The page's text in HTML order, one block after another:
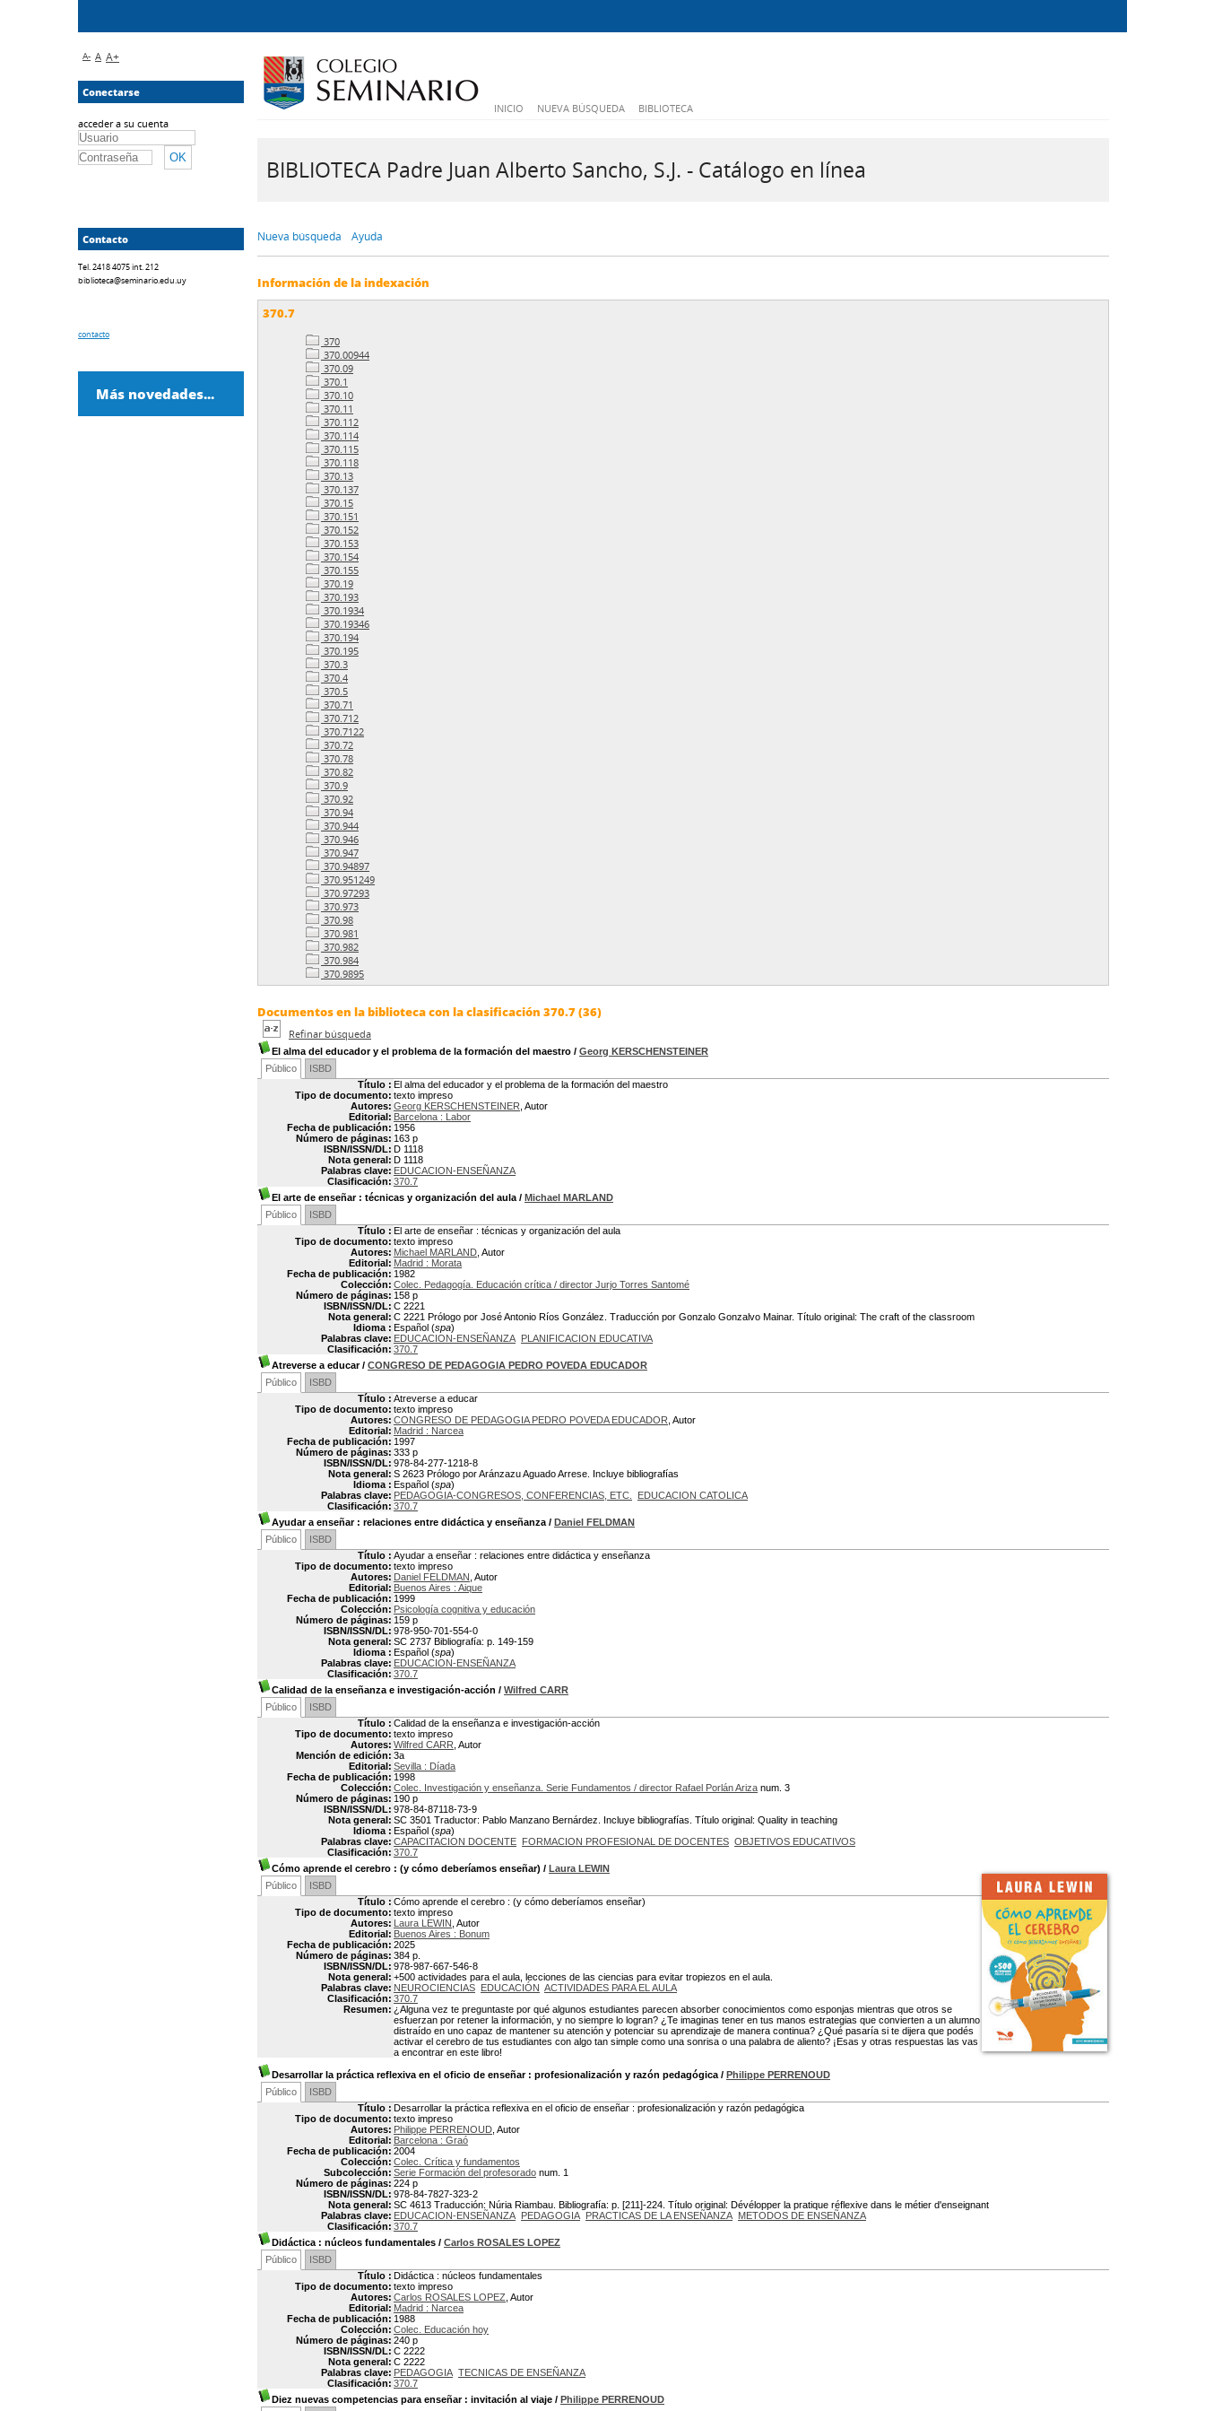
INICIO NUEVA BÚSQUEDA BIBLIOTECA
BIBLIOTECA Padre Juan Alberto Sancho, S.J. - Catálogo en línea
Nueva búsqueda Ayuda
Información de la indexación
370.7
370
370.00944
370.09
370.1
370.10
370.11
370.112
370.114
370.115
370.118
370.13
370.137
370.15
370.151
370.152
370.153
370.154
370.155
370.19
370.193
370.1934
370.19346
370.194
370.195
370.3
370.4
370.5
370.71
370.712
370.7122
370.72
370.78
370.82
370.9
370.92
370.94
370.944
370.946
370.947
370.94897
370.951249
370.97293
370.973
370.98
370.981
370.982
370.984
370.9895
Documentos en la biblioteca con la clasificación 370.7 (36)
Refinar búsqueda
El alma del educador y el problema de la formación del maestro / Georg KERSCHENSTEINER
Público
ISBD
Título : El alma del educador y el problema de la formación del maestro
Tipo de documento: texto impreso
Autores: Georg KERSCHENSTEINER , Autor
Editorial: Barcelona : Labor
Fecha de publicación: 1956
Número de páginas: 163 p
ISBN/ISSN/DL: D 1118
Nota general: D 1118
Palabras clave: EDUCACION-ENSEÑANZA
Clasificación: 370.7
El arte de enseñar: técnicas y organización del aula / Michael MARLAND
Público
ISBD
Título : El arte de enseñar : técnicas y organización del aula
Tipo de documento: texto impreso
Autores: Michael MARLAND , Autor
Editorial: Madrid : Morata
Fecha de publicación: 1982
Colección: Colec. Pedagogía. Educación crítica / director Jurjo Torres Santomé
Número de páginas: 158 p
ISBN/ISSN/DL: C 2221
Nota general: C 2221 Prólogo por José Antonio Ríos González. Traducción por Gonzalo Gonzalvo Mainar. Título original: The craft of the classroom
Idioma : Español (spa)
Palabras clave: EDUCACION-ENSEÑANZA PLANIFICACION EDUCATIVA
Clasificación: 370.7
Atreverse a educar/ CONGRESO DE PEDAGOGIA PEDRO POVEDA EDUCADOR
Público
ISBD
Título : Atreverse a educar
Tipo de documento: texto impreso
Autores: CONGRESO DE PEDAGOGIA PEDRO POVEDA EDUCADOR , Autor
Editorial: Madrid : Narcea
Fecha de publicación: 1997
Número de páginas: 333 p
ISBN/ISSN/DL: 978-84-277-1218-8
Nota general: S 2623 Prólogo por Aránzazu Aguado Arrese. Incluye bibliografías
Idioma : Español (spa)
Palabras clave: PEDAGOGIA-CONGRESOS, CONFERENCIAS, ETC.
EDUCACION CATOLICA
Clasificación: 370.7
Ayudar a enseñar: relaciones entre didáctica y enseñanza / Daniel FELDMAN
Público
ISBD
Título : Ayudar a enseñar : relaciones entre didáctica y enseñanza
Tipo de documento: texto impreso
Autores: Daniel FELDMAN , Autor
Editorial: Buenos Aires : Aique
Fecha de publicación: 1999
Colección: Psicología cognitiva y educación
Número de páginas: 159 p
ISBN/ISSN/DL: 978-950-701-554-0
Nota general: SC 2737 Bibliografía: p. 149-159
Idioma : Español (spa)
Palabras clave: EDUCACION-ENSEÑANZA
Clasificación: 370.7
Calidad de la enseñanza e investigación-acción / Wilfred CARR
Público
ISBD
Título : Calidad de la enseñanza e investigación-acción
Tipo de documento: texto impreso
Autores: Wilfred CARR , Autor
Mención de edición: 3a
Editorial: Sevilla : Díada
Fecha de publicación: 1998
Colección: Colec. Investigación y enseñanza. Serie Fundamentos / director Rafael Porlán Ariza num. 3
Número de páginas: 190 p
ISBN/ISSN/DL: 978-84-87118-73-9
Nota general: SC 3501 Traductor: Pablo Manzano Bernárdez. Incluye bibliografías. Título original: Quality in teaching
Idioma : Español (spa)
Palabras clave: CAPACITACION DOCENTE FORMACION PROFESIONAL DE DOCENTES OBJETIVOS EDUCATIVOS
Clasificación: 370.7
Cómo aprende el cerebro : (y cómo deberíamos enseñar) / Laura LEWIN
Público
ISBD
Título : Cómo aprende el cerebro : (y cómo deberíamos enseñar)
Tipo de documento: texto impreso
Autores: Laura LEWIN , Autor
Editorial: Buenos Aires : Bonum
Fecha de publicación: 2025
Número de páginas: 384 p.
ISBN/ISSN/DL: 978-987-667-546-8
Nota general: +500 actividades para el aula, lecciones de las ciencias para evitar tropiezos en el aula.
Palabras clave: NEUROCIENCIAS EDUCACIÓN ACTIVIDADES PARA EL AULA
Clasificación: 370.7
Resumen: ¿Alguna vez te preguntaste por qué algunos estudiantes parecen absorber conocimientos como esponjas mientras que otros se
esfuerzan por retener la información, y no siempre lo logran? ¿Te imaginas tener en tus manos estrategias que convierten a un alumno
distraído en uno capaz de mantener su atención y potenciar su aprendizaje de manera continua? ¿Qué pasaría si te dijera que podés
activar el cerebro de tus estudiantes con algo tan simple como una sonrisa o una palabra de aliento? ¡Esas y otras respuestas las vas
a encontrar en este libro!
Desarrollar la práctica reflexiva en el oficio de enseñar: profesionalización y razón pedagógica / Philippe PERRENOUD
Público
ISBD
Título : Desarrollar la práctica reflexiva en el oficio de enseñar : profesionalización y razón pedagógica
Tipo de documento: texto impreso
Autores: Philippe PERRENOUD , Autor
Editorial: Barcelona : Graó
Fecha de publicación: 2004
Colección: Colec. Crítica y fundamentos
Subcolección: Serie Formación del profesorado num. 1
Número de páginas: 224 p
ISBN/ISSN/DL: 978-84-7827-323-2
Nota general: SC 4613 Traducción: Núria Riambau. Bibliografía: p. [211]-224. Título original: Dévélopper la pratique réflexive dans le métier d'enseignant
Palabras clave: EDUCACION-ENSEÑANZA PEDAGOGIA PRACTICAS DE LA ENSEÑANZA METODOS DE ENSEÑANZA
Clasificación: 370.7
Didáctica : núcleos fundamentales / Carlos ROSALES LOPEZ
Público
ISBD
Título : Didáctica : núcleos fundamentales
Tipo de documento: texto impreso
Autores: Carlos ROSALES LOPEZ , Autor
Editorial: Madrid : Narcea
Fecha de publicación: 1988
Colección: Colec. Educación hoy
Número de páginas: 240 p
ISBN/ISSN/DL: C 2222
Nota general: C 2222
Palabras clave: PEDAGOGIA TECNICAS DE ENSEÑANZA
Clasificación: 370.7
Diez nuevas competencias para enseñar: invitación al viaje / Philippe PERRENOUD
A- A A+
Conectarse
acceder a su cuenta
Contacto
Tel. 2418 4075 int. 212
biblioteca@seminario.edu.uy
contacto
Más novedades...